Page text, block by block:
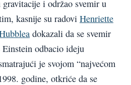
i održao svemir u
kasnije su radovi Henriette
dokazali da se svemir
odbacio ideju
je svojom “najvećom
godine, otkriće da se